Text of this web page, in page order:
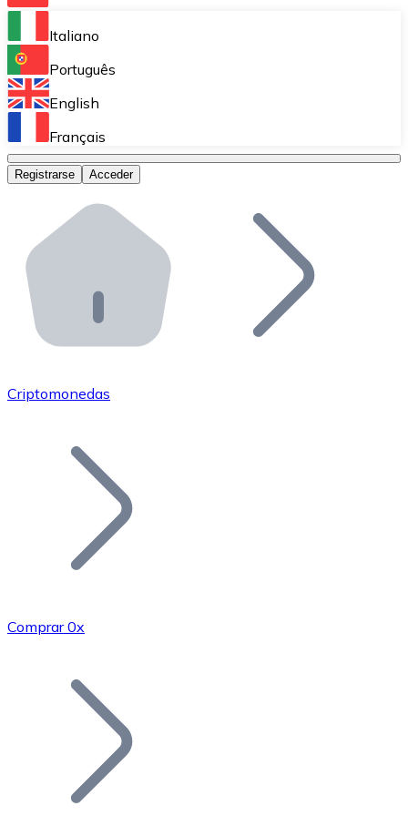
Bitnovo Ramp
Integra nuestra solución en tu plataforma.
Bitnovo Giftcards
Bitnovo OTC
Bitnovo ATM
Integra un ATM Bitnovo en tu negocio y permite que
Bitnovo API
Integra nuestra API en tu ecosistema.
Únete a nuestra red de distribuidores.
Añade tu proyecto a nuestro ecosistema.
Bitcoin
Italiano
Português
English
Français
Registrarse Acceder
Criptomonedas
Comprar 0x